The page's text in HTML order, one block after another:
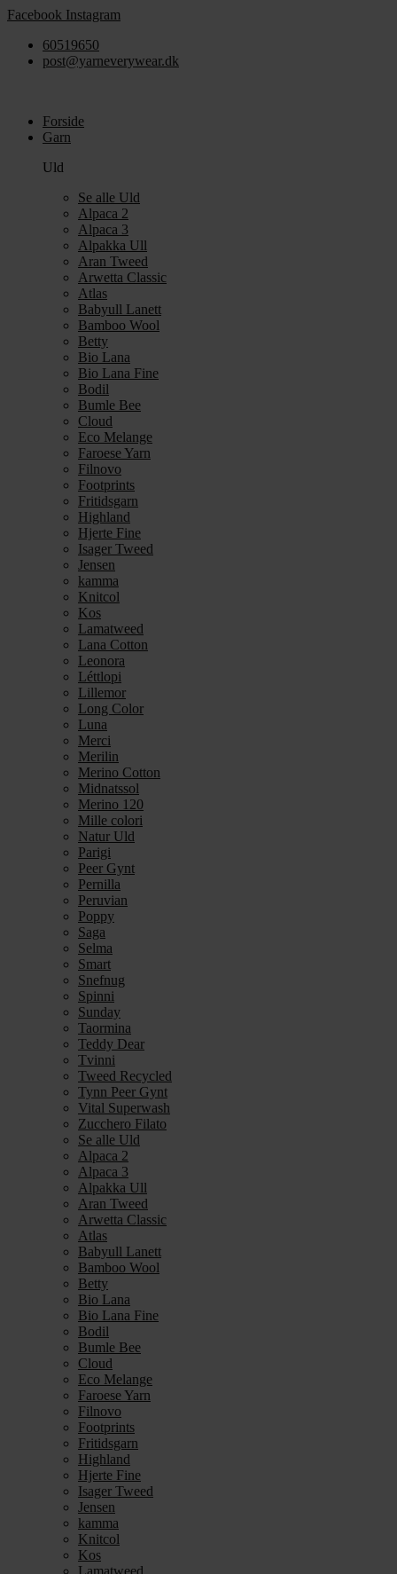
Videre
indhold
Facebook Instagram
60519650
post@yarneverywear.dk
Forside
Garn
Uld
Se alle Uld
Alpaca 2
Alpaca 3
Alpakka Ull
Aran Tweed
Arwetta Classic
Atlas
Babyull Lanett
Bamboo Wool
Betty
Bio Lana
Bio Lana Fine
Bodil
Bumle Bee
Cloud
Eco Melange
Faroese Yarn
Filnovo
Footprints
Fritidsgarn
Highland
Hjerte Fine
Isager Tweed
Jensen
kamma
Knitcol
Kos
Lamatweed
Lana Cotton
Leonora
Léttlopi
Lillemor
Long Color
Luna
Merci
Merilin
Merino Cotton
Midnatssol
Merino 120
Mille colori
Natur Uld
Parigi
Peer Gynt
Pernilla
Peruvian
Poppy
Saga
Selma
Smart
Snefnug
Spinni
Sunday
Taormina
Teddy Dear
Tvinni
Tweed Recycled
Tynn Peer Gynt
Vital Superwash
Zucchero Filato
Se alle Uld
Alpaca 2
Alpaca 3
Alpakka Ull
Aran Tweed
Arwetta Classic
Atlas
Babyull Lanett
Bamboo Wool
Betty
Bio Lana
Bio Lana Fine
Bodil
Bumle Bee
Cloud
Eco Melange
Faroese Yarn
Filnovo
Footprints
Fritidsgarn
Highland
Hjerte Fine
Isager Tweed
Jensen
kamma
Knitcol
Kos
Lamatweed